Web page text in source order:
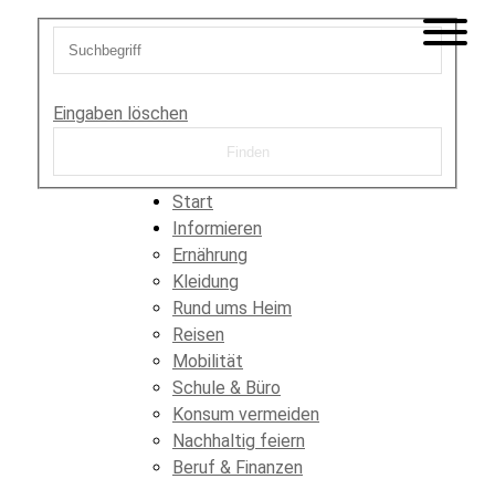
Eingaben löschen
Start
Informieren
Ernährung
Kleidung
Rund ums Heim
Reisen
Mobilität
Schule & Büro
Konsum vermeiden
Nachhaltig feiern
Beruf & Finanzen